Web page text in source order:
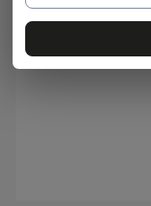
Ignorer la galerie